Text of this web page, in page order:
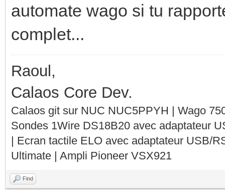
automate wago si tu
complet...
Raoul,
Calaos Core Dev.
Calaos git sur NUC NUC5PPYH | Wago
Sondes 1Wire DS18B20 avec adaptateur
| Ecran tactile ELO avec adaptateur USB/
Ultimate | Ampli Pioneer VSX921
Find